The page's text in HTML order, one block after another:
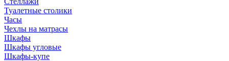
Туалетные столики
Часы
Чехлы на матрасы
Шкафы
Шкафы угловые
Шкафы-купе